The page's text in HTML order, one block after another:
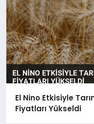
El Nino Etkisiyle
Fiyatları Yükseldi